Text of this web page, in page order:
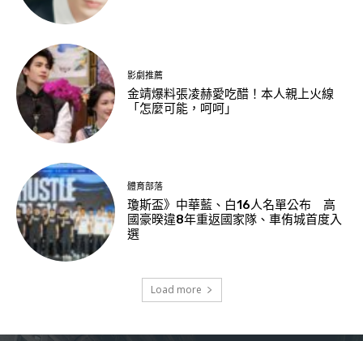
影劇推薦
金靖爆料張凌赫愛吃醋！本人親上火線
「怎麼可能，呵呵」
體育部落
瓊斯盃》中華藍、白16人名單公布 高
國豪暌違8年重返國家隊、車侑城首度入
選
Load more